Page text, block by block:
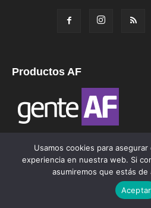
Productos AF
Usamos cookies para
experiencia en nuestra web. Si
asumiremos que estás de
Aceptar